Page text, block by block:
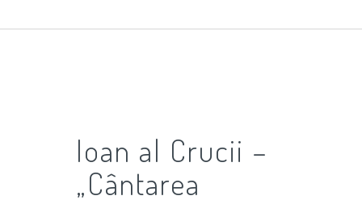
Ioan al Crucii –
„Cântarea